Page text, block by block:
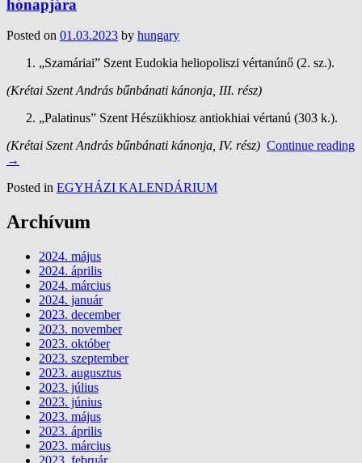
hónapjára
Posted on 01.03.2023 by hungary
„Szamáriai” Szent Eudokia heliopoliszi vértanúnő (2. sz.).
(Krétai Szent András bűnbánati kánonja, III. rész)
„Palatinus” Szent Hészükhiosz antiokhiai vértanú (303 k.).
(Krétai Szent András bűnbánati kánonja, IV. rész) Continue reading
→
Posted in EGYHÁZI KALENDÁRIUM
Archívum
2024. május
2024. április
2024. március
2024. január
2023. december
2023. november
2023. október
2023. szeptember
2023. augusztus
2023. július
2023. június
2023. május
2023. április
2023. március
2023. február